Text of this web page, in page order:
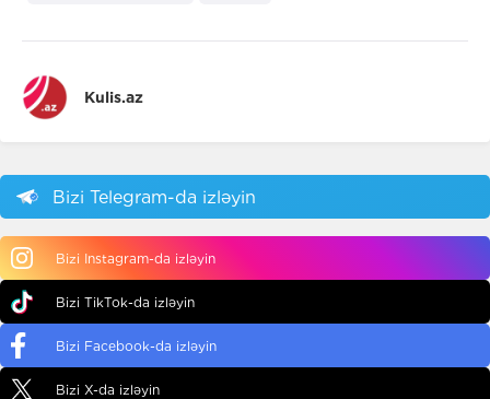
Kulis.az
Bizi Telegram-da izləyin
Bizi Instagram-da izləyin
Bizi TikTok-da izləyin
Bizi Facebook-da izləyin
Bizi X-da izləyin